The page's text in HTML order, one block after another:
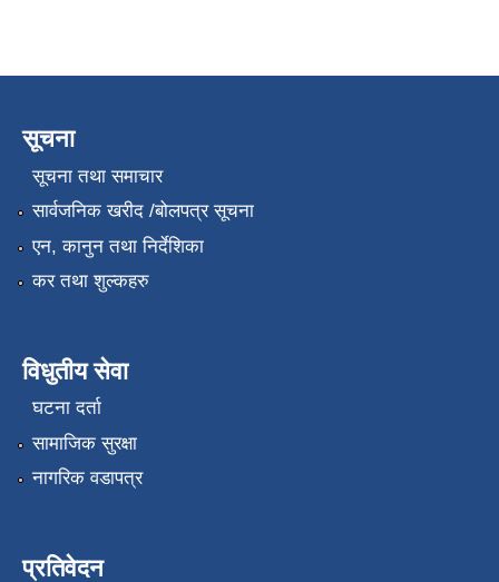
सूचना
सूचना तथा समाचार
सार्वजनिक खरीद /बोलपत्र सूचना
एन, कानुन तथा निर्देशिका
कर तथा शुल्कहरु
विधुतीय सेवा
घटना दर्ता
सामाजिक सुरक्षा
नागरिक वडापत्र
प्रतिवेदन